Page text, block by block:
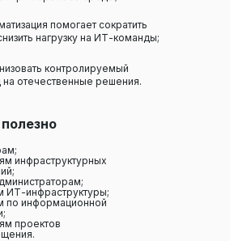
помогает сократить
нагрузку на ИТ-команды;
контролируемый
отечественные решения.
инфраструктурных
ИТ-инфраструктуры;
по информационной
проектов